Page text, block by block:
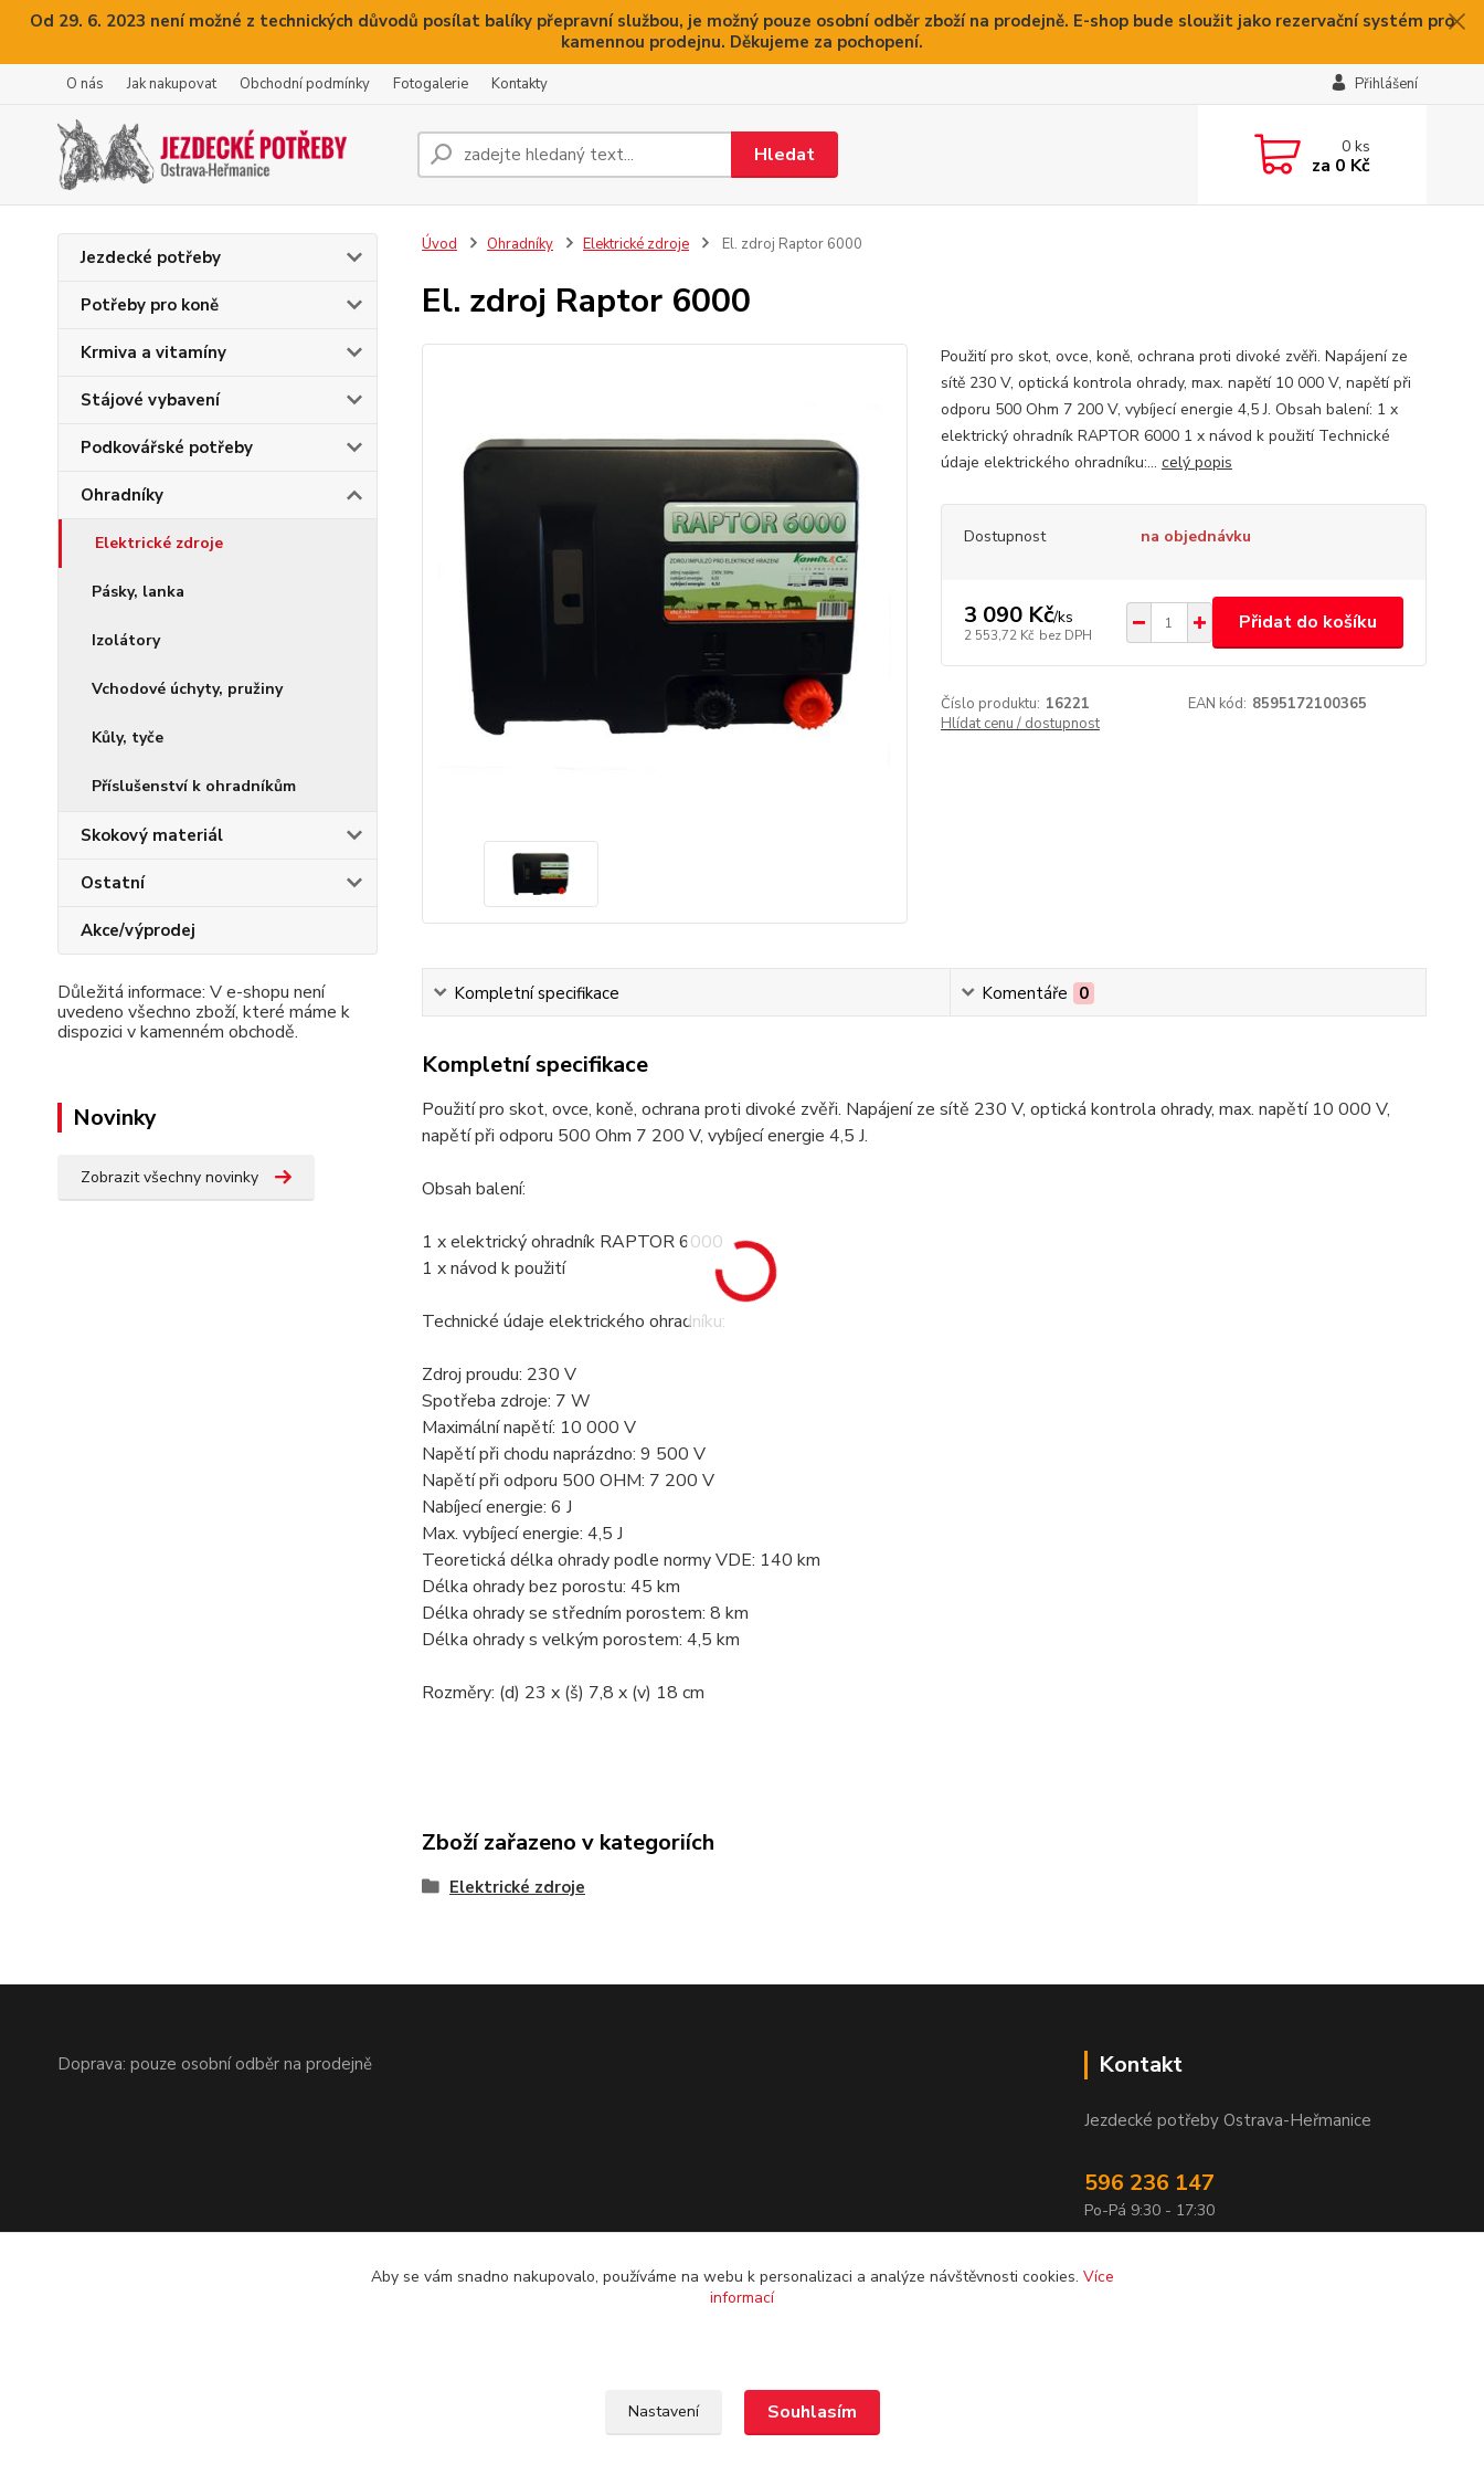
Od 29. 6. 2023 není možné z technických důvodů posílat balíky přepravní službou, je možný pouze osobní odběr zboží na prodejně. E-shop bude sloužit jako rezervační systém pro
kamennou prodejnu. Děkujeme za pochopení.
O nás Jak nakupovat Obchodní podmínky Fotogalerie Kontakty Přihlášení
Hledat 0ks
za 0 Kč
Jezdecké potřeby
Potřeby pro koně
Krmiva a vitamíny
Stájové vybavení
Podkovářské potřeby
Ohradníky
Elektrické zdroje
Pásky, lanka
Izolátory
Vchodové úchyty, pružiny
Kůly, tyče
Příslušenství k ohradníkům
Skokový materiál
Ostatní
Akce/výprodej
Důležitá informace: V e-shopu není
uvedeno všechno zboží, které máme k
dispozici v kamenném obchodě.
Novinky
Zobrazit všechny novinky
Úvod Ohradníky Elektrické zdroje El. zdroj Raptor 6000
El. zdroj Raptor 6000
Použití pro skot, ovce, koně, ochrana proti divoké zvěři. Napájení ze
sítě 230 V, optická kontrola ohrady, max. napětí 10 000 V, napětí při
odporu 500 Ohm 7 200 V, vybíjecí energie 4,5 J. Obsah balení: 1 x
elektrický ohradník RAPTOR 6000 1 x návod k použití Technické
údaje elektrického ohradníku:... celý popis
Dostupnost na objednávku
3 090 Kč/ks
2 553,72 Kč bez DPH
Přidat do košíku
Číslo produktu: 16221 EAN kód: 8595172100365
Hlídat cenu / dostupnost
Kompletní specifikace Komentáře 0
Kompletní specifikace
Použití pro skot, ovce, koně, ochrana proti divoké zvěři. Napájení ze sítě 230 V, optická kontrola ohrady, max. napětí 10 000 V,
napětí při odporu 500 Ohm 7 200 V, vybíjecí energie 4,5 J.
Obsah balení:
1 x elektrický ohradník RAPTOR 6000
1 x návod k použití
Technické údaje elektrického ohradníku:
Zdroj proudu: 230 V
Spotřeba zdroje: 7 W
Maximální napětí: 10 000 V
Napětí při chodu naprázdno: 9 500 V
Napětí při odporu 500 OHM: 7 200 V
Nabíjecí energie: 6 J
Max. vybíjecí energie: 4,5 J
Teoretická délka ohrady podle normy VDE: 140 km
Délka ohrady bez porostu: 45 km
Délka ohrady se středním porostem: 8 km
Délka ohrady s velkým porostem: 4,5 km
Rozměry: (d) 23 x (š) 7,8 x (v) 18 cm
Zboží zařazeno v kategoriích
Elektrické zdroje
Doprava: pouze osobní odběr na prodejně Kontakt
Jezdecké potřeby Ostrava-Heřmanice
596 236 147
Po-Pá 9:30 - 17:30
Aby se vám snadno nakupovalo, používáme na webu k personalizaci a analýze návštěvnosti cookies. Více
informací
Nastavení Souhlasím